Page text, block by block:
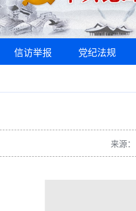
信访举报 党纪法规
来源：